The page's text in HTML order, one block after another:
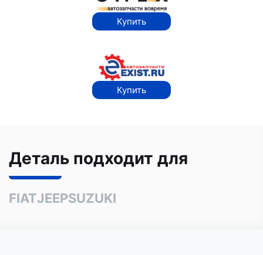
Купить
Купить
Деталь подходит для
FIATJEEPSUZUKI